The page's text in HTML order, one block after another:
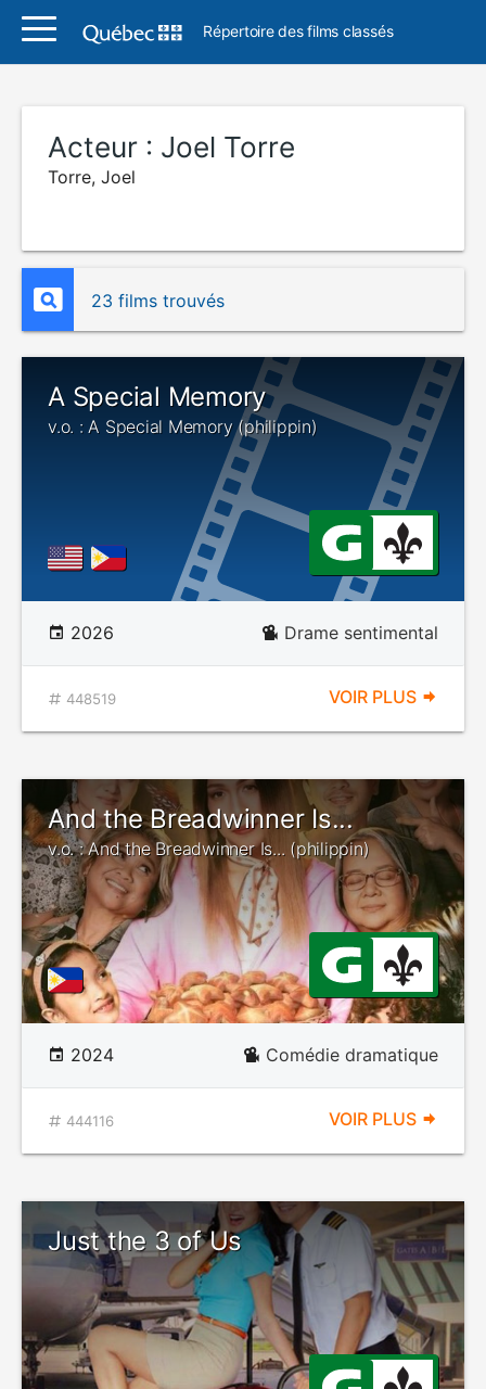
Répertoire des films classés
Acteur : Joel Torre
Torre, Joel
23 films trouvés
A Special Memory
v.o. : A Special Memory (philippin)
2026 Drame sentimental
448519 VOIR PLUS
And the Breadwinner Is...
v.o. : And the Breadwinner Is... (philippin)
2024 Comédie dramatique
444116 VOIR PLUS
Just the 3 of Us